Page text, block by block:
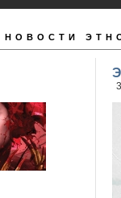
НОВОСТИ